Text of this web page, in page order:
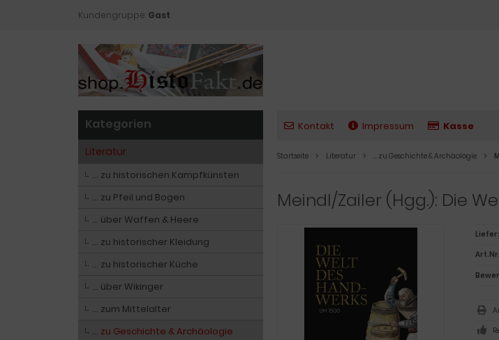
Kundengruppe: Gast
Kontakt Impressum Kasse
Startseite Literatur … zu Geschichte & Archäologie
Meindl/Zailer (Hgg.): Die
Kategorien
Literatur
… zu historischen Kampfkünsten
… zu Pfeil und Bogen
… über Waffen & Heere
… zu historischer Kleidung
… zu historischer Küche
… über Wikinger
… zum Mittelalter
… zu Geschichte & Archäologie